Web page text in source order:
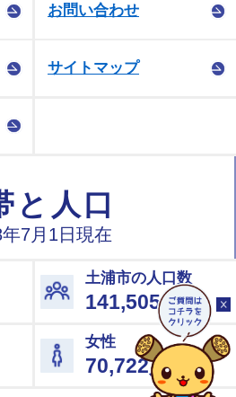
お問い合わせ
サイトマップ